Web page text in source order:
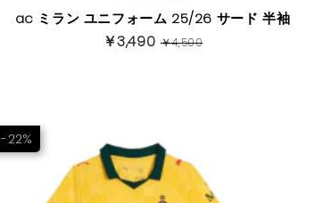
ac ミラン ユニフォーム 25/26 サード 半袖
￥3,490￥4,500
-22%